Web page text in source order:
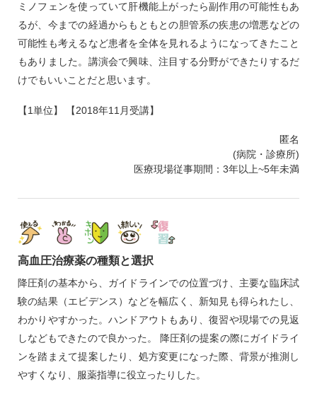
ミノフェンを使っていて肝機能上がったら副作用の可能性もあ
るが、今までの経過からもともとの胆管系の疾患の増悪などの
可能性も考えるなど患者を全体を見れるようになってきたこと
もありました。講演会で興味、注目する分野ができたりするだ
けでもいいことだと思います。
【1単位】 【2018年11月受講】
匿名
(病院・診療所)
医療現場従事期間：3年以上~5年未満
高血圧治療薬の種類と選択
降圧剤の基本から、ガイドラインでの位置づけ、主要な臨床試
験の結果（エビデンス）などを幅広く、新知見も得られたし、
わかりやすかった。ハンドアウトもあり、復習や現場での見返
しなどもできたので良かった。 降圧剤の提案の際にガイドライ
ンを踏まえて提案したり、処方変更になった際、背景が推測し
やすくなり、服薬指導に役立ったりした。